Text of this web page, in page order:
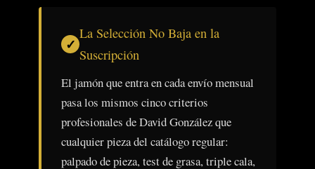
La Selección No Baja en la
Suscripción
El jamón que entra en cada envío mensual
pasa los mismos cinco criterios
profesionales de David González que
cualquier pieza del catálogo regular:
palpado de pieza, test de grasa, triple cala,